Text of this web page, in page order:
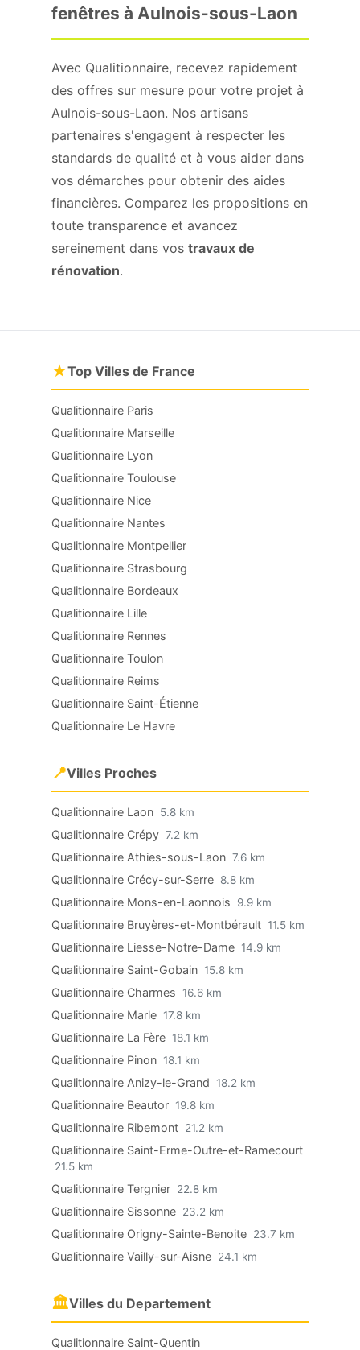
fenêtres à Aulnois-sous-Laon
Avec Qualitionnaire, recevez rapidement
des offres sur mesure pour votre projet à
Aulnois-sous-Laon. Nos artisans
partenaires s'engagent à respecter les
standards de qualité et à vous aider dans
vos démarches pour obtenir des aides
financières. Comparez les propositions en
toute transparence et avancez
sereinement dans vos travaux de
rénovation.
★Top Villes de France
Qualitionnaire Paris
Qualitionnaire Marseille
Qualitionnaire Lyon
Qualitionnaire Toulouse
Qualitionnaire Nice
Qualitionnaire Nantes
Qualitionnaire Montpellier
Qualitionnaire Strasbourg
Qualitionnaire Bordeaux
Qualitionnaire Lille
Qualitionnaire Rennes
Qualitionnaire Toulon
Qualitionnaire Reims
Qualitionnaire Saint-Étienne
Qualitionnaire Le Havre
📍Villes Proches
Qualitionnaire Laon 5.8 km
Qualitionnaire Crépy 7.2 km
Qualitionnaire Athies-sous-Laon 7.6 km
Qualitionnaire Crécy-sur-Serre 8.8 km
Qualitionnaire Mons-en-Laonnois 9.9 km
Qualitionnaire Bruyères-et-Montbérault 11.5 km
Qualitionnaire Liesse-Notre-Dame 14.9 km
Qualitionnaire Saint-Gobain 15.8 km
Qualitionnaire Charmes 16.6 km
Qualitionnaire Marle 17.8 km
Qualitionnaire La Fère 18.1 km
Qualitionnaire Pinon 18.1 km
Qualitionnaire Anizy-le-Grand 18.2 km
Qualitionnaire Beautor 19.8 km
Qualitionnaire Ribemont 21.2 km
Qualitionnaire Saint-Erme-Outre-et-Ramecourt
21.5 km
Qualitionnaire Tergnier 22.8 km
Qualitionnaire Sissonne 23.2 km
Qualitionnaire Origny-Sainte-Benoite 23.7 km
Qualitionnaire Vailly-sur-Aisne 24.1 km
🏛Villes du Departement
Qualitionnaire Saint-Quentin